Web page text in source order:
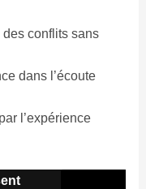
conflits sans
dans l’écoute
l’expérience